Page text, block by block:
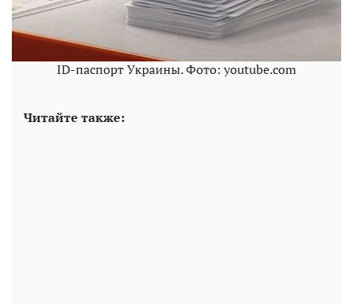
ID-паспорт Украины. Фото: youtube.com
Читайте также: